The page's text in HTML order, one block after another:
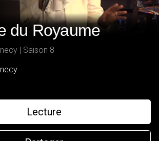
du Royaume
| Saison 8
Lecture